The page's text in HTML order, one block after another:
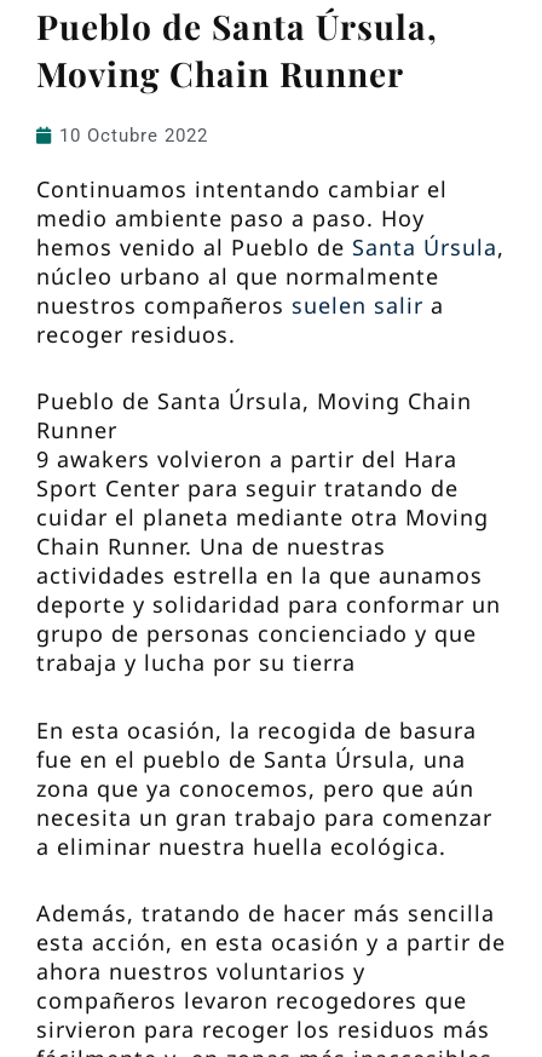
Pueblo de Santa Úrsula,
Moving Chain Runner
10 Octubre 2022
Continuamos intentando cambiar el
medio ambiente paso a paso. Hoy
hemos venido al Pueblo de Santa Úrsula,
núcleo urbano al que normalmente
nuestros compañeros suelen salir a
recoger residuos.
Pueblo de Santa Úrsula, Moving Chain
Runner
9 awakers volvieron a partir del Hara
Sport Center para seguir tratando de
cuidar el planeta mediante otra Moving
Chain Runner. Una de nuestras
actividades estrella en la que aunamos
deporte y solidaridad para conformar un
grupo de personas concienciado y que
trabaja y lucha por su tierra
En esta ocasión, la recogida de basura
fue en el pueblo de Santa Úrsula, una
zona que ya conocemos, pero que aún
necesita un gran trabajo para comenzar
a eliminar nuestra huella ecológica.
Además, tratando de hacer más sencilla
esta acción, en esta ocasión y a partir de
ahora nuestros voluntarios y
compañeros levaron recogedores que
sirvieron para recoger los residuos más